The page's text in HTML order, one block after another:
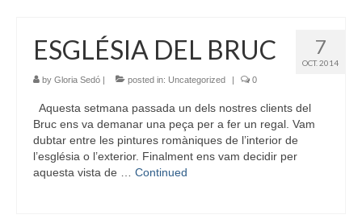
7
OCT. 2014
ESGLÉSIA DEL BRUC
by Gloria Sedó | posted in: Uncategorized | 0
Aquesta setmana passada un dels nostres clients del
Bruc ens va demanar una peça per a fer un regal. Vam
dubtar entre les pintures romàniques de l’interior de
l’església o l’exterior. Finalment ens vam decidir per
aquesta vista de … Continued